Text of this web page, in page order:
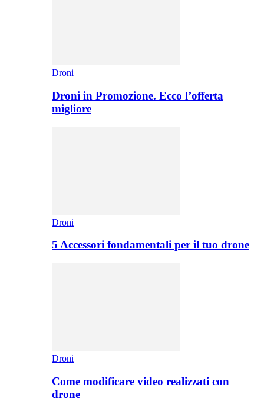
Droni
Droni in Promozione. Ecco l’offerta
migliore
Droni
5 Accessori fondamentali per il tuo drone
Droni
Come modificare video realizzati con
drone